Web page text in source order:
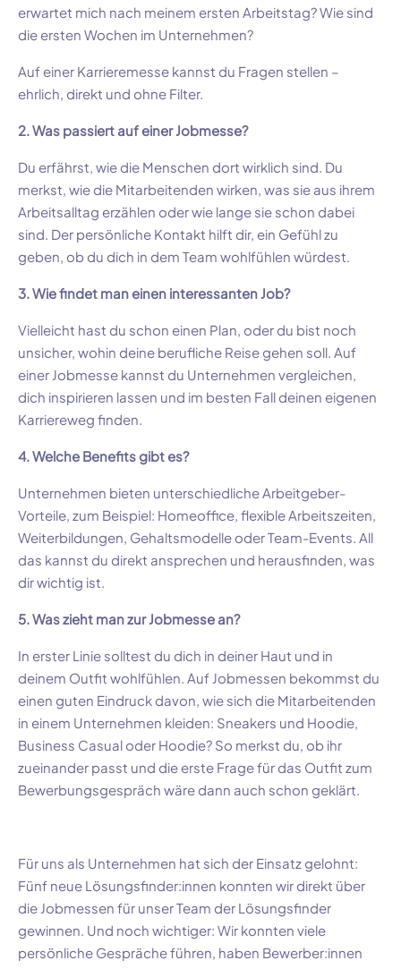
erwartet mich nach meinem ersten Arbeitstag? Wie sind
die ersten Wochen im Unternehmen?
Auf einer Karrieremesse kannst du Fragen stellen –
ehrlich, direkt und ohne Filter.
2. Was passiert auf einer Jobmesse?
Du erfährst, wie die Menschen dort wirklich sind. Du
merkst, wie die Mitarbeitenden wirken, was sie aus ihrem
Arbeitsalltag erzählen oder wie lange sie schon dabei
sind. Der persönliche Kontakt hilft dir, ein Gefühl zu
geben, ob du dich in dem Team wohlfühlen würdest.
3. Wie findet man einen interessanten Job?
Vielleicht hast du schon einen Plan, oder du bist noch
unsicher, wohin deine berufliche Reise gehen soll. Auf
einer Jobmesse kannst du Unternehmen vergleichen,
dich inspirieren lassen und im besten Fall deinen eigenen
Karriereweg finden.
4. Welche Benefits gibt es?
Unternehmen bieten unterschiedliche Arbeitgeber-
Vorteile, zum Beispiel: Homeoffice, flexible Arbeitszeiten,
Weiterbildungen, Gehaltsmodelle oder Team-Events. All
das kannst du direkt ansprechen und herausfinden, was
dir wichtig ist.
5. Was zieht man zur Jobmesse an?
In erster Linie solltest du dich in deiner Haut und in
deinem Outfit wohlfühlen. Auf Jobmessen bekommst du
einen guten Eindruck davon, wie sich die Mitarbeitenden
in einem Unternehmen kleiden: Sneakers und Hoodie,
Business Casual oder Hoodie? So merkst du, ob ihr
zueinander passt und die erste Frage für das Outfit zum
Bewerbungsgespräch wäre dann auch schon geklärt.
Für uns als Unternehmen hat sich der Einsatz gelohnt:
Fünf neue Lösungsfinder:innen konnten wir direkt über
die Jobmessen für unser Team der Lösungsfinder
gewinnen. Und noch wichtiger: Wir konnten viele
persönliche Gespräche führen, haben Bewerber:innen